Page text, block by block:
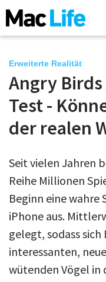
News
iPhone
iPad
Tests
Tipps
Magazine
Über uns
Erweiterte Realität
Angry Birds
Test -
der realen
Seit vielen Jahren
Reihe Millionen
Beginn eine wahre
iPhone aus.
gelegt, sodass
interessanten,
wütenden Vögel in